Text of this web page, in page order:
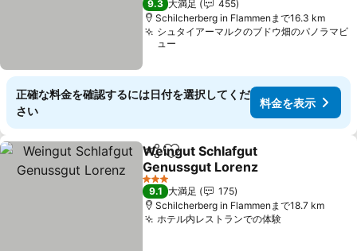
9.3 大満足
455
Schilcherberg in Flammenまで16.3 km
シュタイアーマルクのブドウ畑のパノラマビ
ュー
正確な料金を確認するには日付を選択してくだ
さい
料金を表示
シェアお気に入りに追加
Weingut Schlafgut
Genussgut Lorenz
料金を表示
3 ホテルのランク
9.1 大満足
175
Schilcherberg in Flammenまで18.7 km
ホテル内レストランでの体験料金を表示